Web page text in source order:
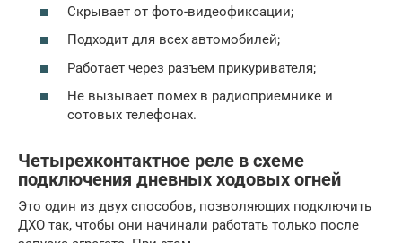
Скрывает от фото-видеофиксации;
Подходит для всех автомобилей;
Работает через разъем прикуривателя;
Не вызывает помех в радиоприемнике и
сотовых телефонах.
Четырехконтактное реле в схеме
подключения дневных ходовых огней
Это один из двух способов, позволяющих подключить
ДХО так, чтобы они начинали работать только после